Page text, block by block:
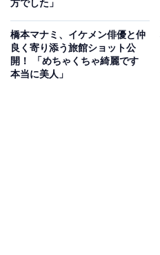
方でした」
橋本マナミ、イケメン俳優と仲
良く寄り添う旅館ショット公
開！ 「めちゃくちゃ綺麗です
本当に美人」